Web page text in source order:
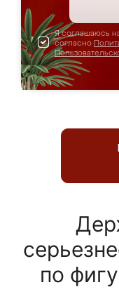
Я соглашаюсь
согласно
по